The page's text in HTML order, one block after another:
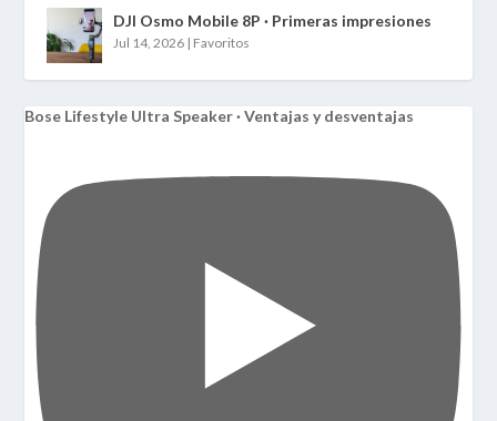
DJI Osmo Mobile 8P · Primeras impresiones
Jul 14, 2026 | Favoritos
Bose Lifestyle Ultra Speaker · Ventajas y desventajas